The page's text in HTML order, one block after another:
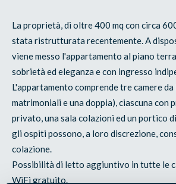
La proprietà, di oltre 400 mq con circa
stata ristrutturata recentemente. A
viene messo l'appartamento al piano
sobrietà ed eleganza e con ingresso
L'appartamento comprende tre camere
matrimoniali e una doppia), ciascuna con
privato, una sala colazioni ed un portico
gli ospiti possono, a loro discrezione,
colazione.
Possibilità di letto aggiuntivo in tutte le
WiFi gratuito.